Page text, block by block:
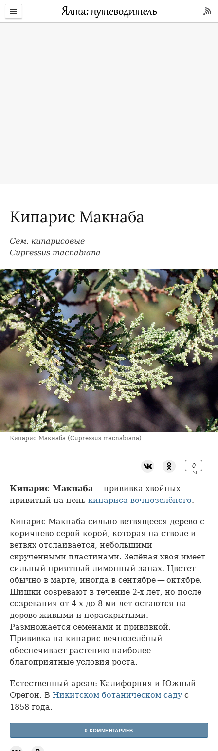
Кипарис Макнаба
Сем. кипарисовые
Cupressus macnabiana
Кипарис Макнаба (Cupressus macnabiana)
0
Кипарис Макнаба— прививка хвойных —
привитый на пень кипариса вечнозелёного.
Кипарис Макнаба сильно ветвящееся дерево с
коричнево-серой корой, которая на стволе и
ветвях отслаивается, небольшими
скрученными пластинами. Зелёная хвоя имеет
сильный приятный лимонный запах. Цветет
обычно в марте, иногда в сентябре — октябре.
Шишки созревают в течение 2-х лет, но после
созревания от 4-х до 8-ми лет остаются на
дереве живыми и нераскрытыми.
Размножается семенами и прививкой.
Прививка на кипарис вечнозелёный
обеспечивает растению наиболее
благоприятные условия роста.
Естественный ареал: Калифорния и Южный
Орегон. В Никитском ботаническом садус
1858 года.
0 КОММЕНТАРИЕВ